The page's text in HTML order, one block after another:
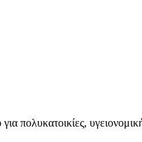
πολυκατοικίες,